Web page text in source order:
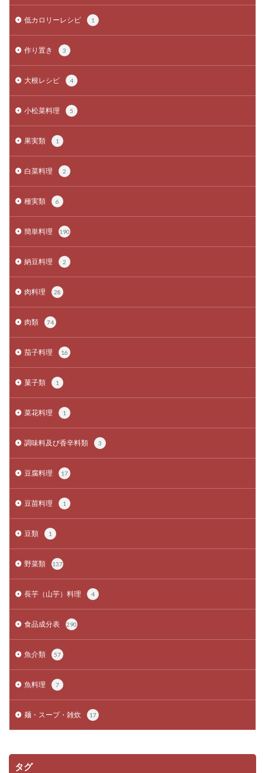
低カロリーレシピ 1
作り置き 3
大根レシピ 4
小松菜料理 5
果実類 1
白菜料理 2
種実類 6
簡単料理 190
納豆料理 2
肉料理 28
肉類 74
茄子料理 16
菓子類 1
菜花料理 1
調味料及び香辛料類 3
豆腐料理 17
豆苗料理 1
豆類 1
野菜類 137
長芋（山芋）料理 4
食品成分表 290
魚介類 57
魚料理 7
麺・スープ・雑炊 17
タグ